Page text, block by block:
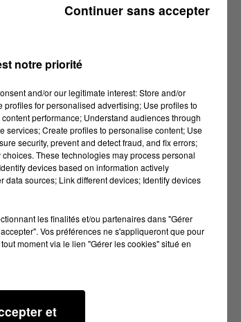
notre priorité
and/or our legitimate interest: Store and/or
for personalised advertising; Use profiles to
performance; Understand audiences through
services; Create profiles to personalise content; Use
security, prevent and detect fraud, and fix errors;
These technologies may process personal
devices based on information actively
sources; Link different devices; Identify devices
les finalités et/ou partenaires dans "Gérer
Vos préférences ne s'appliqueront que pour
moment via le lien "Gérer les cookies" situé en
et
Continuer sans accepter